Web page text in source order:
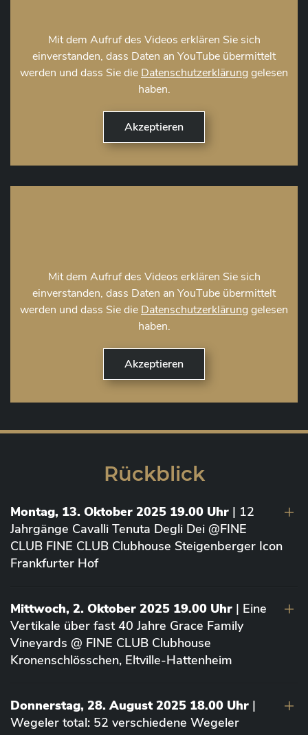
Mit dem Aufruf des Videos erklären Sie sich
einverstanden, dass Daten an YouTube übermittelt
werden und dass Sie die Datenschutzerklärunggelesen
haben.
Mit dem Aufruf des Videos erklären Sie sich
einverstanden, dass Daten an YouTube übermittelt
werden und dass Sie die Datenschutzerklärunggelesen
haben.
Rückblick
Montag, 13. Oktober 2025 19.00 Uhr | 12
Jahrgänge Cavalli Tenuta Degli Dei @FINE
CLUB FINE CLUB Clubhouse Steigenberger Icon
Frankfurter Hof
Mittwoch, 2. Oktober 2025 19.00 Uhr | Eine
Vertikale über fast 40 Jahre Grace Family
Vineyards @ FINE CLUB Clubhouse
Kronenschlösschen, Eltville-Hattenheim
Donnerstag, 28. August 2025 18.00 Uhr |
Wegeler total: 52 verschiedene Wegeler